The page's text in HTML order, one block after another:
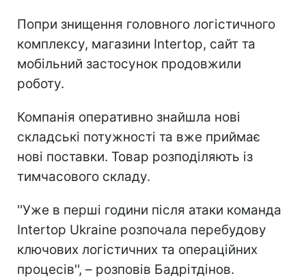
Попри знищення головного логістичного
комплексу, магазини Intertop, сайт та
мобільний застосунок продовжили
роботу.
Компанія оперативно знайшла нові
складські потужності та вже приймає
нові поставки. Товар розподіляють із
тимчасового складу.
''Уже в перші години після атаки команда
Intertop Ukraine розпочала перебудову
ключових логістичних та операційних
процесів'', – розповів Бадрітдінов.